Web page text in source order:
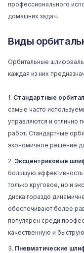
профессионального
домашних задач.
Виды
Орбитальные
каждая из них
Стандартные
самые часто
управляются и отлично
работ. Стандартные
экономичное решение
Эксцентриковые
большую
только круговое, но и
диска гораздо
обеспечивают более
популярен среди
качественную и
Пневматические